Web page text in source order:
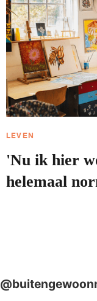
LEVEN
'Nu ik hier
helemaal